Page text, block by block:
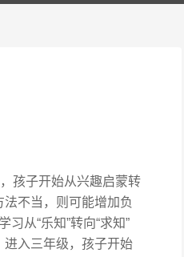
孩子开始从兴趣启蒙转
不当，则可能增加负
从“乐知”转向“求知”
入三年级，孩子开始